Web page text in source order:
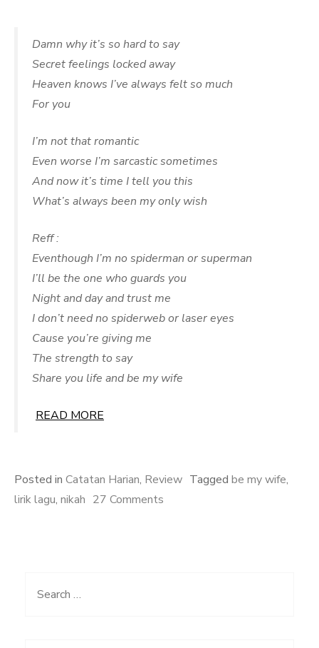
Damn why it’s so hard to say
Secret feelings locked away
Heaven knows I’ve always felt so much
For you
I’m not that romantic
Even worse I’m sarcastic sometimes
And now it’s time I tell you this
What’s always been my only wish
Reff :
Eventhough I’m no spiderman or superman
I’ll be the one who guards you
Night and day and trust me
I don’t need no spiderweb or laser eyes
Cause you’re giving me
The strength to say
Share you life and be my wife
READ MORE
Posted in Catatan Harian, Review Tagged be my wife,
lirik lagu, nikah 27 Comments
Search